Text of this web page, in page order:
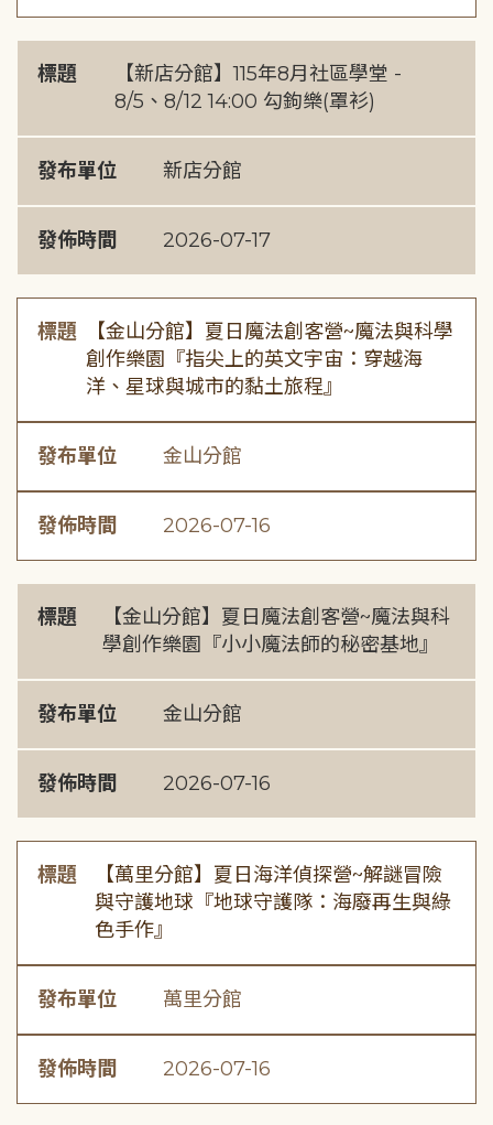
標題
【新店分館】115年8月社區學堂 -
8/5、8/12 14:00 勾鉤樂(罩衫)
發布單位 新店分館
發佈時間 2026-07-17
標題
【金山分館】夏日魔法創客營~魔法與科學
創作樂園『指尖上的英文宇宙：穿越海
洋、星球與城市的黏土旅程』
發布單位 金山分館
發佈時間 2026-07-16
標題
【金山分館】夏日魔法創客營~魔法與科
學創作樂園『小小魔法師的秘密基地』
發布單位 金山分館
發佈時間 2026-07-16
標題
【萬里分館】夏日海洋偵探營~解謎冒險
與守護地球『地球守護隊：海廢再生與綠
色手作』
發布單位 萬里分館
發佈時間 2026-07-16